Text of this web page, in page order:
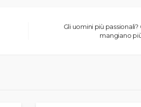
Gli uomini più
mangiano